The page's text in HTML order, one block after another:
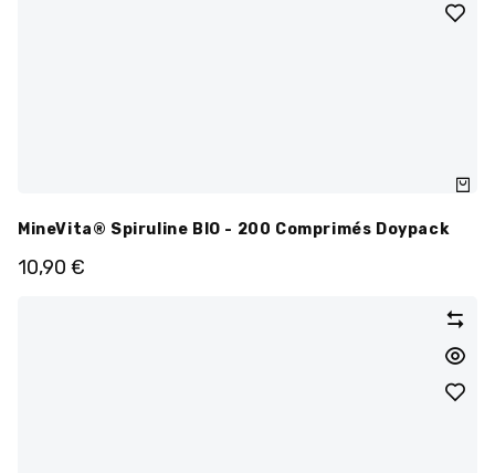
MineVita® Spiruline BIO - 200 Comprimés Doypack
10,90 €